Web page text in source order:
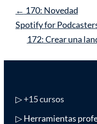
Navegación
de
entrada
← 170: Novedad
Spotify for
172: Crear una
▷+15 cursos
▷ Herramientas